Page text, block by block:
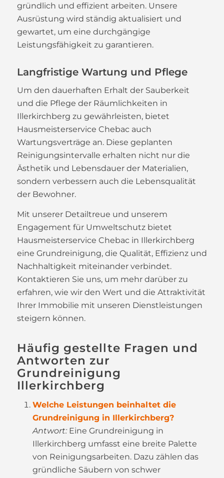
gründlich und effizient arbeiten. Unsere
Ausrüstung wird ständig aktualisiert und
gewartet, um eine durchgängige
Leistungsfähigkeit zu garantieren.
Langfristige Wartung und Pflege
Um den dauerhaften Erhalt der Sauberkeit
und die Pflege der Räumlichkeiten in
Illerkirchberg zu gewährleisten, bietet
Hausmeisterservice Chebac auch
Wartungsverträge an. Diese geplanten
Reinigungsintervalle erhalten nicht nur die
Ästhetik und Lebensdauer der Materialien,
sondern verbessern auch die Lebensqualität
der Bewohner.
Mit unserer Detailtreue und unserem
Engagement für Umweltschutz bietet
Hausmeisterservice Chebac in Illerkirchberg
eine Grundreinigung, die Qualität, Effizienz und
Nachhaltigkeit miteinander verbindet.
Kontaktieren Sie uns, um mehr darüber zu
erfahren, wie wir den Wert und die Attraktivität
Ihrer Immobilie mit unseren Dienstleistungen
steigern können.
Häufig gestellte Fragen und
Antworten zur
Grundreinigung
Illerkirchberg
Welche Leistungen beinhaltet die
Grundreinigung in Illerkirchberg?
Antwort:Eine Grundreinigung in
Illerkirchberg umfasst eine breite Palette
von Reinigungsarbeiten. Dazu zählen das
gründliche Säubern von schwer